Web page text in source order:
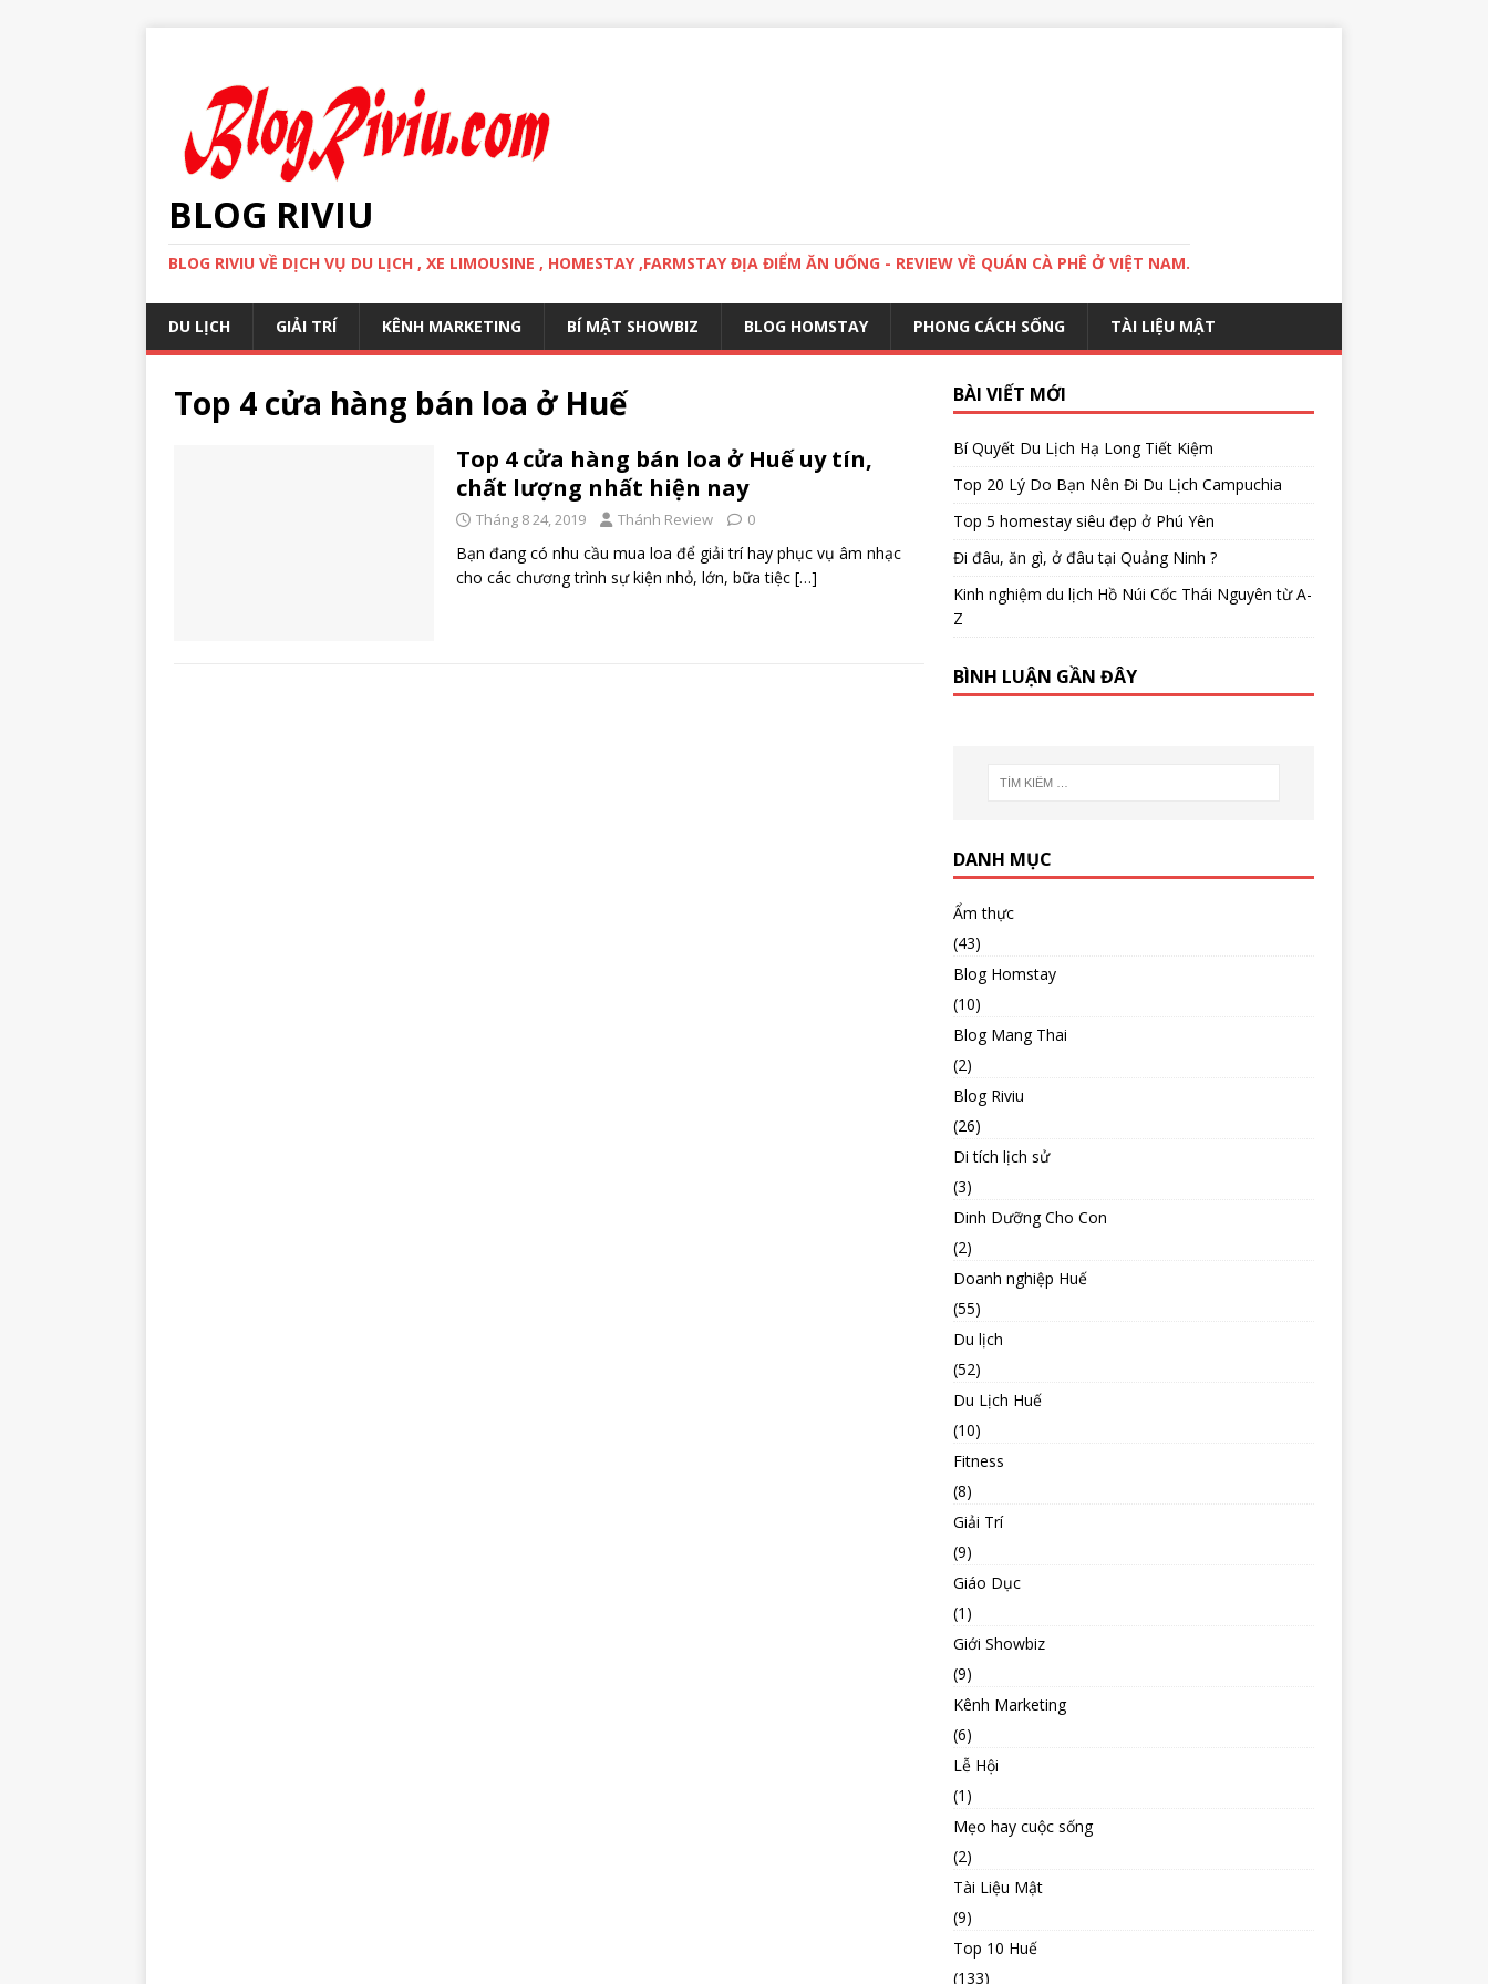
BLOG RIVIU
BLOG RIVIU VỀ DỊCH VỤ DU LỊCH , XE LIMOUSINE , HOMESTAY ,FARMSTAY ĐỊA ĐIỂM ĂN UỐNG - REVIEW VỀ QUÁN CÀ PHÊ Ở VIỆT NAM.
DU LỊCH GIẢI TRÍ KÊNH MARKETING BÍ MẬT SHOWBIZ BLOG HOMSTAY PHONG CÁCH SỐNG TÀI LIỆU MẬT
Top 4 cửa hàng bán loa ở Huế
Top 4 cửa hàng bán loa ở Huế uy tín,
chất lượng nhất hiện nay
Tháng 8 24, 2019 Thánh Review 0
Bạn đang có nhu cầu mua loa để giải trí hay phục vụ âm nhạc
cho các chương trình sự kiện nhỏ, lớn, bữa tiệc […]
BÀI VIẾT MỚI
Bí Quyết Du Lịch Hạ Long Tiết Kiệm
Top 20 Lý Do Bạn Nên Đi Du Lịch Campuchia
Top 5 homestay siêu đẹp ở Phú Yên
Đi đâu, ăn gì, ở đâu tại Quảng Ninh ?
Kinh nghiệm du lịch Hồ Núi Cốc Thái Nguyên từ A-
Z
BÌNH LUẬN GẦN ĐÂY
DANH MỤC
Ẩm thực
(43)
Blog Homstay
(10)
Blog Mang Thai
(2)
Blog Riviu
(26)
Di tích lịch sử
(3)
Dinh Dưỡng Cho Con
(2)
Doanh nghiệp Huế
(55)
Du lịch
(52)
Du Lịch Huế
(10)
Fitness
(8)
Giải Trí
(9)
Giáo Dục
(1)
Giới Showbiz
(9)
Kênh Marketing
(6)
Lễ Hội
(1)
Mẹo hay cuộc sống
(2)
Tài Liệu Mật
(9)
Top 10 Huế
(133)